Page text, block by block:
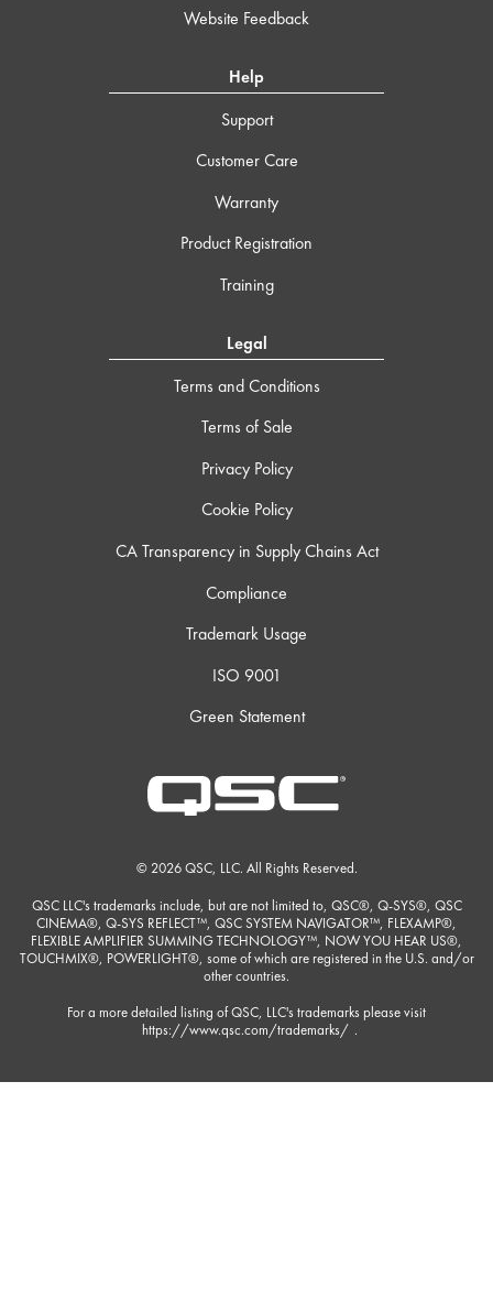
Website Feedback
Help
Support
Customer Care
Warranty
Product Registration
Training
Legal
Terms and Conditions
Terms of Sale
Privacy Policy
Cookie Policy
CA Transparency in Supply Chains Act
Compliance
Trademark Usage
ISO 9001
Green Statement
© 2026 QSC, LLC. All Rights Reserved.
QSC LLC's trademarks include, but are not limited to, QSC®, Q-SYS®, QSC
CINEMA®, Q-SYS REFLECT™, QSC SYSTEM NAVIGATOR™, FLEXAMP®,
FLEXIBLE AMPLIFIER SUMMING TECHNOLOGY™, NOW YOU HEAR US®,
TOUCHMIX®, POWERLIGHT®, some of which are registered in the U.S. and/or
other countries.
For a more detailed listing of QSC, LLC's trademarks please visit
https://www.qsc.com/trademarks/ .